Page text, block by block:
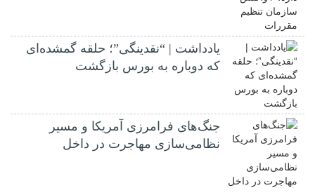
یادداشت | “نقدینگی”؛ حلقه گمشده‌ای
که دوباره به بورس بازگشت
جنگ‌های فرامرزی آمریکا و مسیر
نظامی‌سازی مهاجرت در داخل